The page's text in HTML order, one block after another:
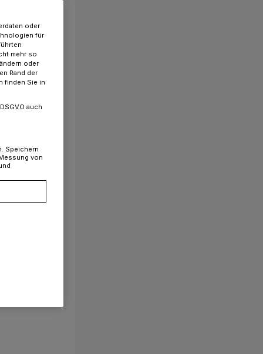
oder
für
mehr so
oder
Rand der
finden Sie in
auch
Speichern
von